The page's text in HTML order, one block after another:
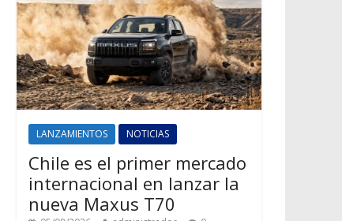
LANZAMIENTOS NOTICIAS
Chile es el primer mercado
internacional en lanzar la
nueva Maxus T70